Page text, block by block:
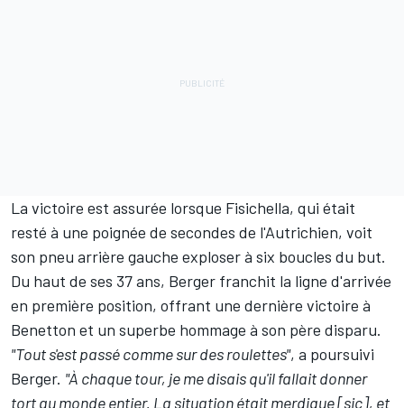
La victoire est assurée lorsque Fisichella, qui était
resté à une poignée de secondes de l'Autrichien, voit
son pneu arrière gauche exploser à six boucles du but.
Du haut de ses 37 ans, Berger franchit la ligne d'arrivée
en première position, offrant une dernière victoire à
Benetton et un superbe hommage à son père disparu.
"Tout s'est passé comme sur des roulettes", a poursuivi
Berger. "À chaque tour, je me disais qu'il fallait donner
tort au monde entier. La situation était merdique [sic], et